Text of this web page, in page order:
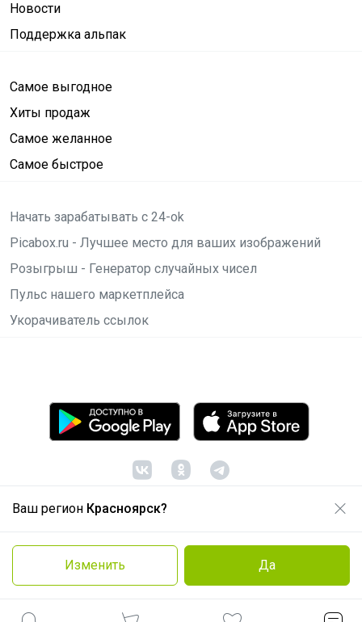
Ваш регион Красноярск?
Изменить Да
Новости
Поддержка альпак
Самое выгодное
Хиты продаж
Самое желанное
Самое быстрое
Начать зарабатывать с 24-ok
Picabox.ru - Лучшее место для ваших изображений
Розыгрыш - Генератор случайных чисел
Пульс нашего маркетплейса
Укорачиватель ссылок
© ООО "Лявита", ОГРН 1122468054070, 2012 -2026
Политика конфиденциальности
Cоглашение пользователя